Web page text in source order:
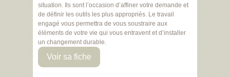
situation. Ils sont l’occasion d’affiner votre demande et
de définir les outils les plus appropriés. Le travail
engagé vous permettra de vous soustraire aux
éléments de votre vie qui vous entravent et d’installer
un changement durable.
Voir sa fiche